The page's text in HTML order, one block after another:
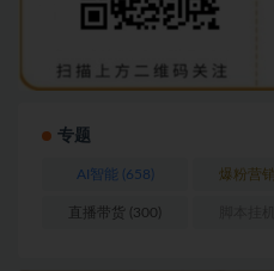
专题
AI智能 (658) 爆粉营销
直播带货 (300)